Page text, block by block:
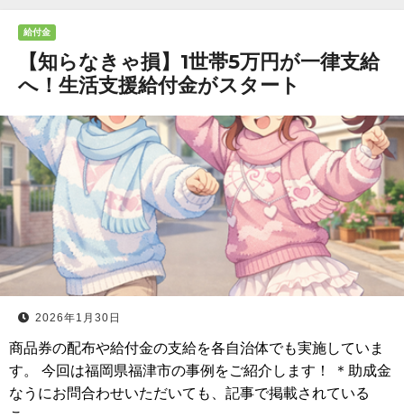
給付金
【知らなきゃ損】1世帯5万円が一律支給
へ！生活支援給付金がスタート
2026年1月30日
商品券の配布や給付金の支給を各自治体でも実施していま
す。 今回は福岡県福津市の事例をご紹介します！ ＊助成金
なうにお問合わせいただいても、記事で掲載されている